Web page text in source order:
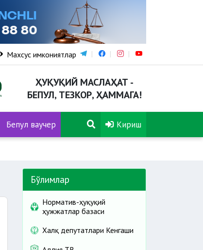
Махсус имкониятлар
ҲУҚУҚИЙ МАСЛАҲАТ -
БЕПУЛ, ТЕЗКОР, ҲАММАГА!
Бепул ваучер Кириш
Бўлимлар
Норматив-ҳуқуқий
ҳужжатлар базаси
Халқ депутатлари Кенгаши